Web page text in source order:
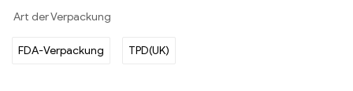
Art der Verpackung
FDA-Verpackung TPD(UK)